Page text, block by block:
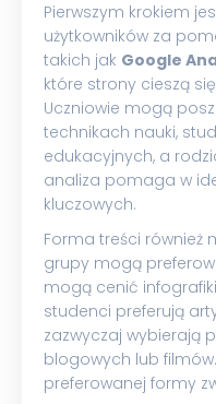
Pierwszym krokiem
użytkowników za
takich jak Google
które strony cieszą
Uczniowie mogą
technikach nauki,
edukacyjnych, a
analiza pomaga w
kluczowych.
Forma treści również
grupy mogą
mogą cenić
studenci preferują
zazwyczaj wybierają
blogowych lub
preferowanej formy